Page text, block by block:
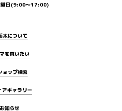
曜日(9:00～17:00)
木について
を買いたい
ョップ検索
アギャラリー
お知らせ